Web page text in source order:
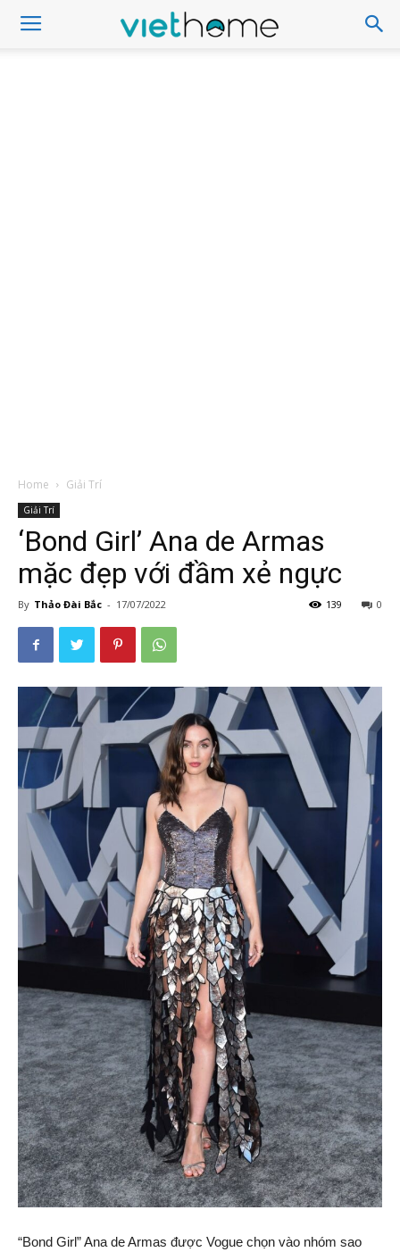
Home Giải Trí
Giải Trí
‘Bond Girl’ Ana de Armas
mặc đẹp với đầm xẻ ngực
By Thảo Đài Bắc - 17/07/2022 0
139
“Bond Girl” Ana de Armas được Vogue chọn vào nhóm sao